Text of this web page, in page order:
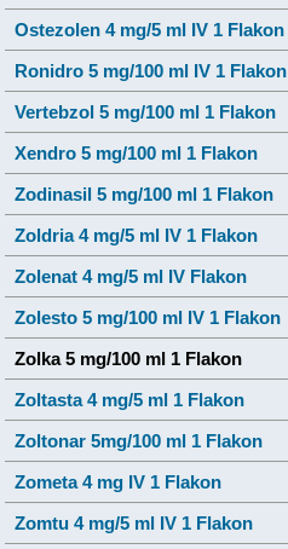
Ostezolen 4 mg/5 ml IV 1 Flakon
Ronidro 5 mg/100 ml IV 1 Flakon
Vertebzol 5 mg/100 ml 1 Flakon
Xendro 5 mg/100 ml 1 Flakon
Zodinasil 5 mg/100 ml 1 Flakon
Zoldria 4 mg/5 ml IV 1 Flakon
Zolenat 4 mg/5 ml IV Flakon
Zolesto 5 mg/100 ml IV 1 Flakon
Zolka 5 mg/100 ml 1 Flakon
Zoltasta 4 mg/5 ml 1 Flakon
Zoltonar 5mg/100 ml 1 Flakon
Zometa 4 mg IV 1 Flakon
Zomtu 4 mg/5 ml IV 1 Flakon